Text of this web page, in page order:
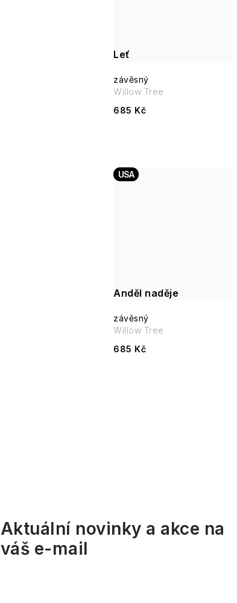
Leť
závěsný
685 Kč
Willow Tree
Anděl naděje
USA
závěsný
685 Kč
Willow Tree
d
Aktuální novinky a akce na
váš e-mail